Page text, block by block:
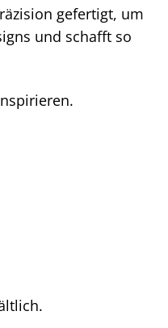
gefertigt, um
und schafft so